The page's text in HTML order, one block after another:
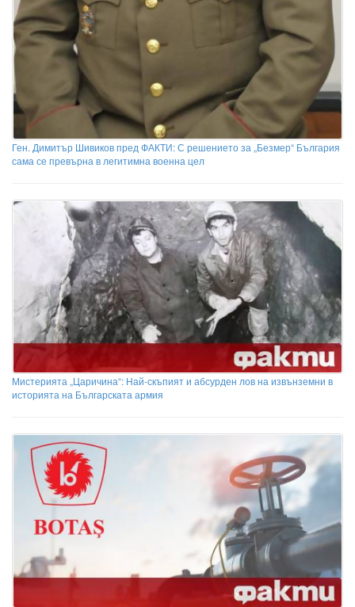
Ген. Димитър Шивиков пред ФАКТИ: С решението за „Безмер“ България
сама се превърна в легитимна военна цел
Мистерията „Царичина“: Най-скъпият и абсурден лов на извънземни в
историята на Българската армия